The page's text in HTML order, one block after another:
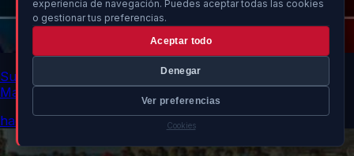
experiencia de navegación. Puedes aceptar todas las cookies
o gestionar tus preferencias.
Aceptar todo
Denegar
Ver preferencias
Cookies
Sumar solicita a España renunciar al Mundial 2030 con
Marruecos por Ceuta
hace 12h